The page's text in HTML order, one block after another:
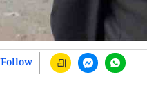
Follow